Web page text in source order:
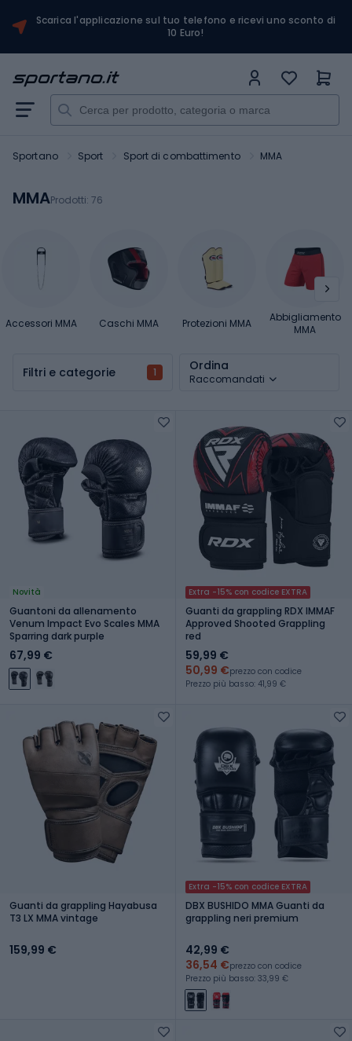
Scarica l'applicazione sul tuo telefono e ricevi uno sconto di
10 Euro!
Sportano Sport Sport di combattimento MMA
MMAProdotti: 76
Accessori MMA Caschi MMA Protezioni MMA
Abbigliamento
MMA
Filtri e categorie 1 Ordina
Raccomandati
Novità
Guantoni da allenamento
Venum Impact Evo Scales MMA
Sparring dark purple
67,99 €
Extra -15% con codice EXTRA
Guanti da grappling RDX IMMAF
Approved Shooted Grappling
red
59,99 €
50,99 €prezzo con codice
Prezzo più basso: 41,99 €
Guanti da grappling Hayabusa
T3 LX MMA vintage
159,99 €
Extra -15% con codice EXTRA
DBX BUSHIDO MMA Guanti da
grappling neri premium
42,99 €
36,54 €prezzo con codice
Prezzo più basso: 33,99 €